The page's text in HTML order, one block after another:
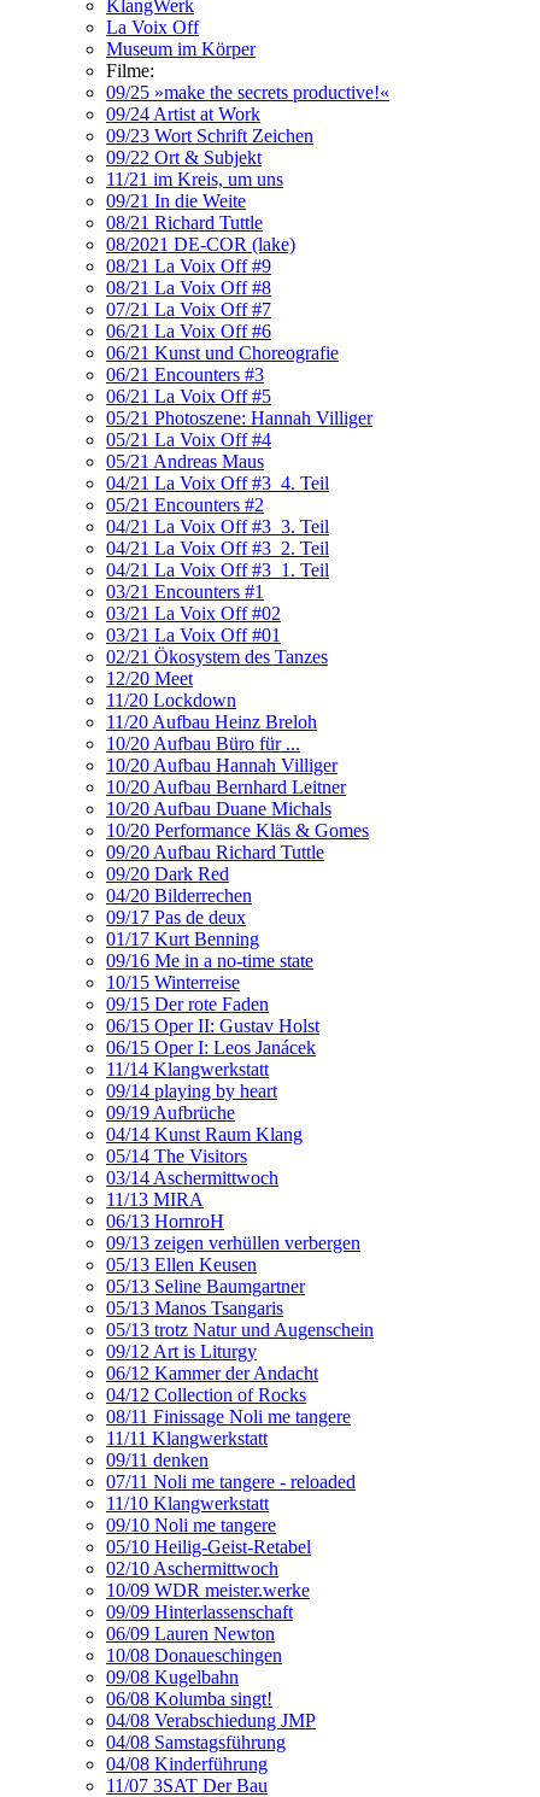
KlangWerk
La Voix Off
Museum im Körper
Filme:
09/25 »make the secrets productive!«
09/24 Artist at Work
09/23 Wort Schrift Zeichen
09/22 Ort & Subjekt
11/21 im Kreis, um uns
09/21 In die Weite
08/21 Richard Tuttle
08/2021 DE-COR (lake)
08/21 La Voix Off #9
08/21 La Voix Off #8
07/21 La Voix Off #7
06/21 La Voix Off #6
06/21 Kunst und Choreografie
06/21 Encounters #3
06/21 La Voix Off #5
05/21 Photoszene: Hannah Villiger
05/21 La Voix Off #4
05/21 Andreas Maus
04/21 La Voix Off #3_4. Teil
05/21 Encounters #2
04/21 La Voix Off #3_3. Teil
04/21 La Voix Off #3_2. Teil
04/21 La Voix Off #3_1. Teil
03/21 Encounters #1
03/21 La Voix Off #02
03/21 La Voix Off #01
02/21 Ökosystem des Tanzes
12/20 Meet
11/20 Lockdown
11/20 Aufbau Heinz Breloh
10/20 Aufbau Büro für ...
10/20 Aufbau Hannah Villiger
10/20 Aufbau Bernhard Leitner
10/20 Aufbau Duane Michals
10/20 Performance Kläs & Gomes
09/20 Aufbau Richard Tuttle
09/20 Dark Red
04/20 Bilderrechen
09/17 Pas de deux
01/17 Kurt Benning
09/16 Me in a no-time state
10/15 Winterreise
09/15 Der rote Faden
06/15 Oper II: Gustav Holst
06/15 Oper I: Leos Janácek
11/14 Klangwerkstatt
09/14 playing by heart
09/19 Aufbrüche
04/14 Kunst Raum Klang
05/14 The Visitors
03/14 Aschermittwoch
11/13 MIRA
06/13 HornroH
09/13 zeigen verhüllen verbergen
05/13 Ellen Keusen
05/13 Seline Baumgartner
05/13 Manos Tsangaris
05/13 trotz Natur und Augenschein
09/12 Art is Liturgy
06/12 Kammer der Andacht
04/12 Collection of Rocks
08/11 Finissage Noli me tangere
11/11 Klangwerkstatt
09/11 denken
07/11 Noli me tangere - reloaded
11/10 Klangwerkstatt
09/10 Noli me tangere
05/10 Heilig-Geist-Retabel
02/10 Aschermittwoch
10/09 WDR meister.werke
09/09 Hinterlassenschaft
06/09 Lauren Newton
10/08 Donaueschingen
09/08 Kugelbahn
06/08 Kolumba singt!
04/08 Verabschiedung JMP
04/08 Samstagsführung
04/08 Kinderführung
11/07 3SAT Der Bau